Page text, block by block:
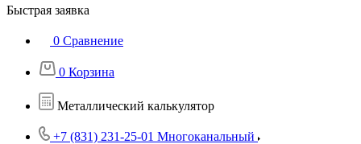
Быстрая заявка
0 Сравнение
0 Корзина
Металлический калькулятор
+7 (831) 231-25-01 Многоканальный